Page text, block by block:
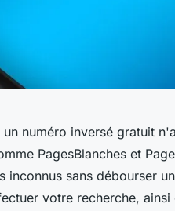
un numéro inversé gratuit
PagesBlanches et
inconnus sans débourser
votre recherche,